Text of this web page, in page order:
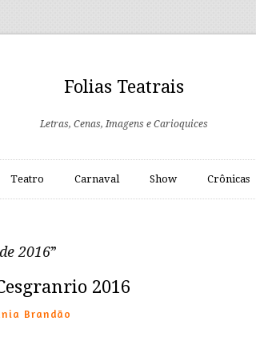
Folias Teatrais
Letras, Cenas, Imagens e Carioquices
Teatro Carnaval Show Crônicas
2016”
2016
Brandão